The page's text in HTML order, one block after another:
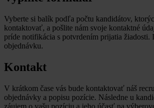
Vyberte si balík podľa počtu kandidátov,
kontaktovať, a pošlite nám svoje kontaktné
príde notifikácia s potvrdením prijatia žiadosti.
objednávku.
Kontakt
V krátkom čase vás bude kontaktovať náš
objednávky a popisu pozície. Následne u
záujem o vašu pozíciu a jeho účasť na